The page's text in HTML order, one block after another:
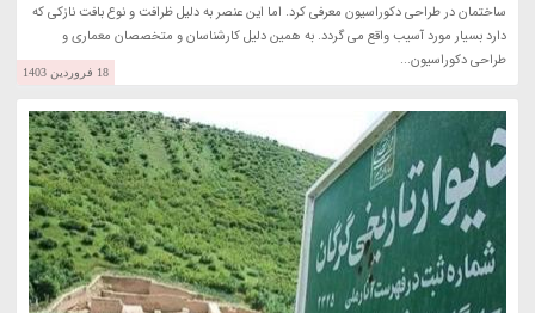
ساختمان در طراحی دکوراسیون معرفی کرد. اما این عنصر به دلیل ظرافت و نوع بافت نازکی که
دارد بسیار مورد آسیب واقع می گردد. به همین دلیل کارشناسان و متخصصان معماری و
طراحی دکوراسیون...
18 فروردین 1403